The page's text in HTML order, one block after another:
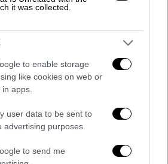
it was collected.
to enable storage
like cookies on web or
apps.
user data to be sent to
advertising purposes.
to send me
14:03